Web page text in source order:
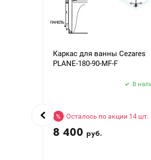
Каркас для ванны Cezares
PLANE-180-90-MF-F
В
% Осталось по акции 14 шт.
8 400 руб.